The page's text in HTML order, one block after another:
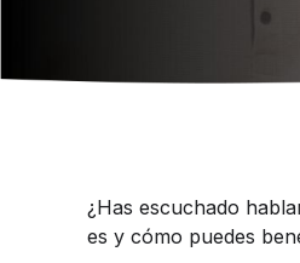
¿Has escuchado
es y cómo puedes